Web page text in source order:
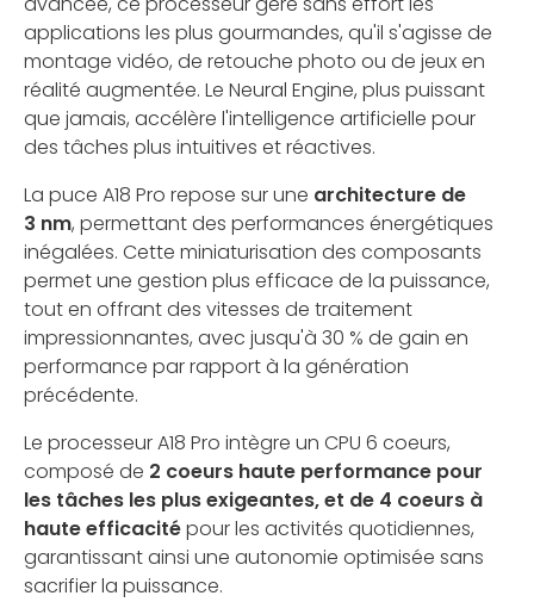
applications les plus gourmandes, qu'il s'agisse de
montage vidéo, de retouche photo ou de jeux en
réalité augmentée. Le Neural Engine, plus puissant
que jamais, accélère l'intelligence artificielle pour
des tâches plus intuitives et réactives.
La puce A18 Pro repose sur une architecture de
3 nm, permettant des performances énergétiques
inégalées. Cette miniaturisation des composants
permet une gestion plus efficace de la puissance,
tout en offrant des vitesses de traitement
impressionnantes, avec jusqu'à 30 % de gain en
performance par rapport à la génération
précédente.
Le processeur A18 Pro intègre un CPU 6 coeurs,
composé de 2 coeurs haute performance pour
les tâches les plus exigeantes, et de 4 coeurs à
haute efficacitépour les activités quotidiennes,
garantissant ainsi une autonomie optimisée sans
sacrifier la puissance.